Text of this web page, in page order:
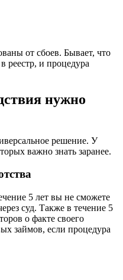
от сбоев. Бывает, что
реестр, и процедура
нужно
решение. У
важно знать заранее.
5 лет вы не сможете
суд. Также в течение 5
о факте своего
займов, если процедура